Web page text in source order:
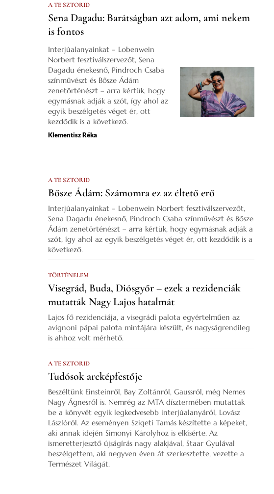
A TE SZTORID
Sena Dagadu: Barátságban azt adom, ami nekem
is fontos
Interjúalanyainkat – Lobenwein
Norbert fesztiválszervezőt, Sena
Dagadu énekesnő, Pindroch Csaba
színművészt és Bősze Ádám
zenetörténészt – arra kértük, hogy
egymásnak adják a szót, így ahol az
egyik beszélgetés véget ér, ott
kezdődik is a következő.
Klementisz Réka
A TE SZTORID
Bősze Ádám: Számomra ez az éltető erő
Interjúalanyainkat – Lobenwein Norbert fesztiválszervezőt,
Sena Dagadu énekesnő, Pindroch Csaba színművészt és Bősze
Ádám zenetörténészt – arra kértük, hogy egymásnak adják a
szót, így ahol az egyik beszélgetés véget ér, ott kezdődik is a
következő.
TÖRTÉNELEM
Visegrád, Buda, Diósgyőr – ezek a rezidenciák
mutatták Nagy Lajos hatalmát
Lajos fő rezidenciája, a visegrádi palota egyértelműen az
avignoni pápai palota mintájára készült, és nagyságrendileg
is ahhoz volt mérhető.
A TE SZTORID
Tudósok arcképfestője
Beszéltünk Einsteinről, Bay Zoltánról, Gaussról, még Nemes
Nagy Ágnesről is. Nemrég az MTA dísztermében mutatták
be a könyvét egyik legkedvesebb interjúalanyáról, Lovász
Lászlóról. Az eseményen Szigeti Tamás készítette a képeket,
aki annak idején Simonyi Károlyhoz is elkísérte. Az
ismeretterjesztő újságírás nagy alakjával, Staar Gyulával
beszélgettem, aki negyven éven át szerkesztette, vezette a
Természet Világát.